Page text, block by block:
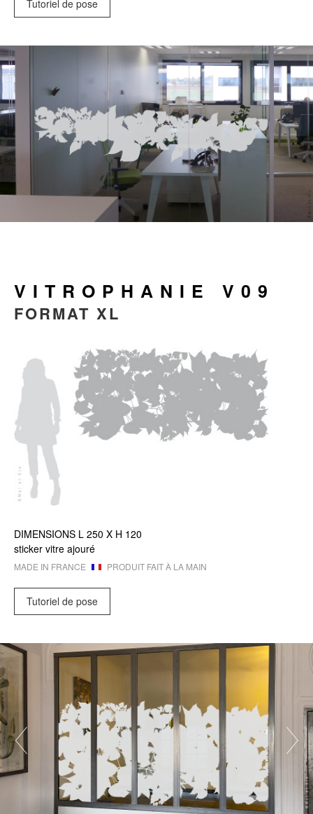
Tutoriel de pose
VITROPHANIE V09
FORMAT XL
DIMENSIONS L 250 X H 120
sticker vitre ajouré
MADE IN FRANCE PRODUIT FAIT À LA MAIN
Tutoriel de pose